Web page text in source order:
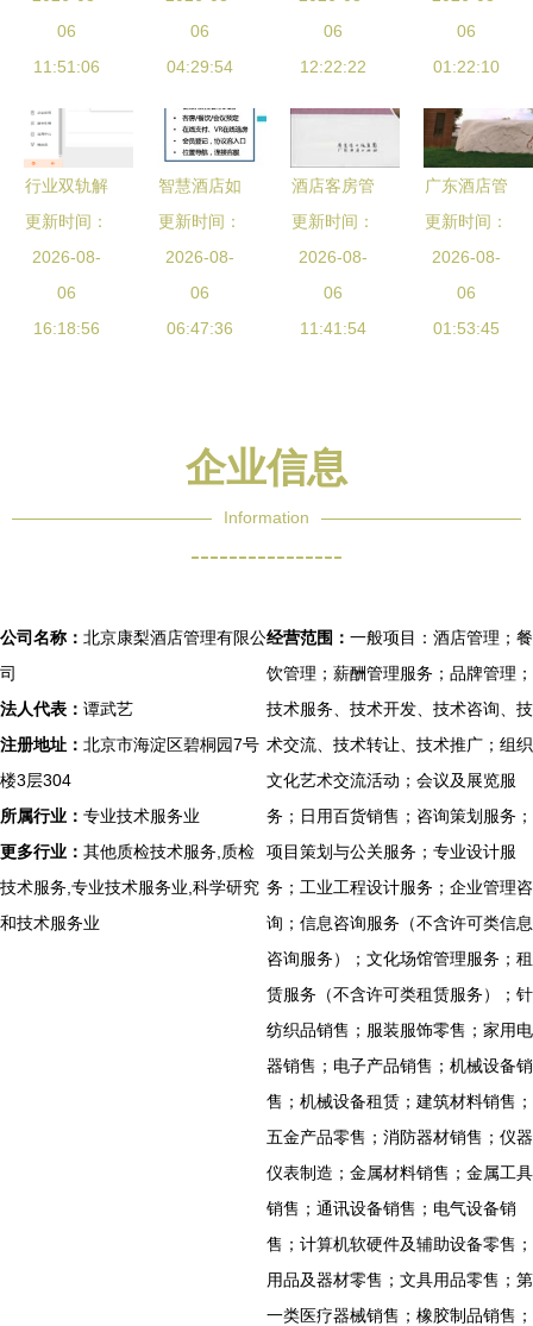
营销》教材
解析 刘天
的现代学徒
制探索
06
11:51:06
管理领航行
业复苏之路
06
04:29:54
展之道
06
12:22:22
科技如何重
塑餐饮管理
06
01:22:10
行业双轨解
码 酒店管
理与物流管
理的职业罗
盘与行业选
更新时间：
2026-08-
06
16:18:56
智慧酒店如
何满足越来
越挑剔的消
费者 创新
管理与服务
更新时间：
2026-08-
06
06:47:36
酒店客房管
理 核心书
籍与产品参
考全指南
更新时间：
2026-08-
06
11:41:54
广东酒店管
理职业技术
学院领导到
访大湾区产
教联盟 深
更新时间：
2026-08-
06
01:53:45
企业信息
Information
----------------
公司名称： 北京康梨酒店管理有限公
司
法人代表： 谭武艺
注册地址： 北京市海淀区碧桐园7号
楼3层304
所属行业： 专业技术服务业
更多行业： 其他质检技术服务,质检
技术服务,专业技术服务业,科学研究
和技术服务业
经营范围： 一般项目：酒店管理；餐
饮管理；薪酬管理服务；品牌管理；
技术服务、技术开发、技术咨询、技
术交流、技术转让、技术推广；组织
文化艺术交流活动；会议及展览服
务；日用百货销售；咨询策划服务；
项目策划与公关服务；专业设计服
务；工业工程设计服务；企业管理咨
询；信息咨询服务（不含许可类信息
咨询服务）；文化场馆管理服务；租
赁服务（不含许可类租赁服务）；针
纺织品销售；服装服饰零售；家用电
器销售；电子产品销售；机械设备销
售；机械设备租赁；建筑材料销售；
五金产品零售；消防器材销售；仪器
仪表制造；金属材料销售；金属工具
销售；通讯设备销售；电气设备销
售；计算机软硬件及辅助设备零售；
用品及器材零售；文具用品零售；第
一类医疗器械销售；橡胶制品销售；